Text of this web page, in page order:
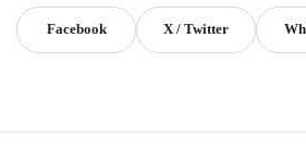
Facebook X / Twitter